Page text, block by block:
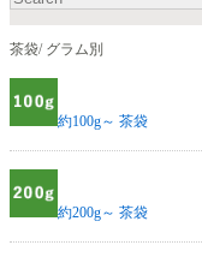
茶袋/ グラム別
約100g～ 茶袋
約200g～ 茶袋